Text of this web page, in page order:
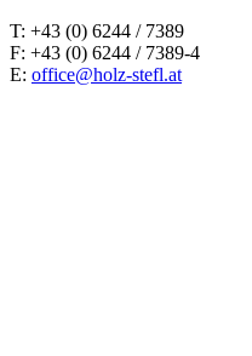
T: +43 (0) 6244 / 7389
F: +43 (0) 6244 / 7389-4
E: office@holz-stefl.at